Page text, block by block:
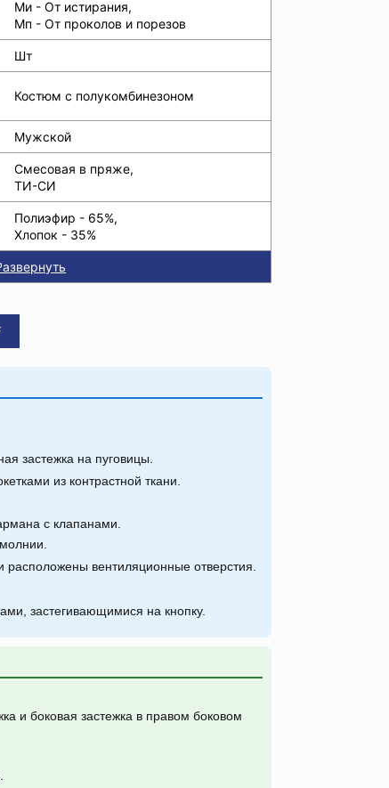
Ми - От истирания,
Мп - От проколов и порезов
Шт
Костюм с полукомбинезоном
Мужской
Смесовая в пряже,
ТИ-СИ
Полиэфир - 65%,
Хлопок - 35%
застежка на пуговицы.
из контрастной ткани.
с клапанами.
вентиляционные отверстия.
застегивающимися на кнопку.
и боковая застежка в правом боковом